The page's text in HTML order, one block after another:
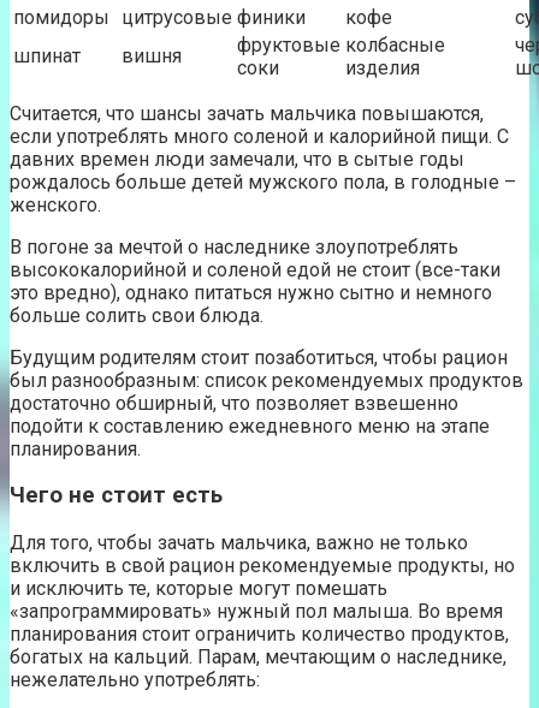
помидоры
цитрусовые финики кофе
шпинат
вишня
фруктовые
соки
колбасные
изделия
Считается, что шансы зачать мальчика повышаются,
если употреблять много соленой и калорийной пищи. С
давних времен люди замечали, что в сытые годы
рождалось больше детей мужского пола, в голодные –
женского.
В погоне за мечтой о наследнике злоупотреблять
высококалорийной и соленой едой не стоит (все-таки
это вредно), однако питаться нужно сытно и немного
больше солить свои блюда.
Будущим родителям стоит позаботиться, чтобы рацион
был разнообразным: список рекомендуемых продуктов
достаточно обширный, что позволяет взвешенно
подойти к составлению ежедневного меню на этапе
планирования.
Чего не стоит есть
Для того, чтобы зачать мальчика, важно не только
включить в свой рацион рекомендуемые продукты, но
и исключить те, которые могут помешать
«запрограммировать» нужный пол малыша. Во время
планирования стоит ограничить количество продуктов,
богатых на кальций. Парам, мечтающим о наследнике,
нежелательно употреблять: